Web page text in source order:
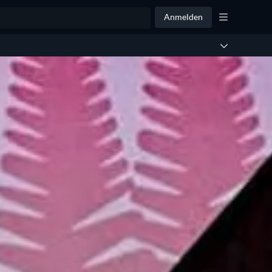
Anmelden